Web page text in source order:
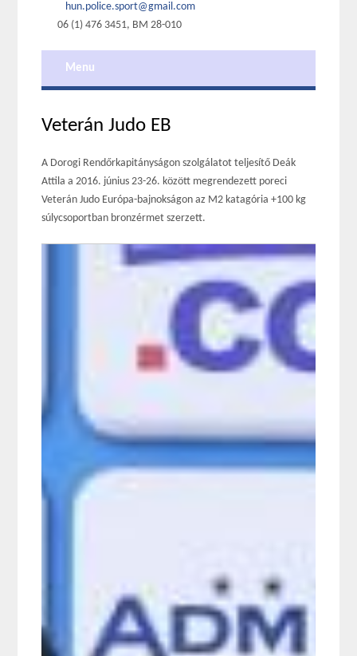
hun.police.sport@gmail.com
06 (1) 476 3451, BM 28-010
Menu
Veterán Judo EB
A Dorogi Rendőrkapitányságon szolgálatot teljesítő Deák
Attila a 2016. június 23-26. között megrendezett poreci
Veterán Judo Európa-bajnokságon az M2 katagória +100 kg
súlycsoportban bronzérmet szerzett.